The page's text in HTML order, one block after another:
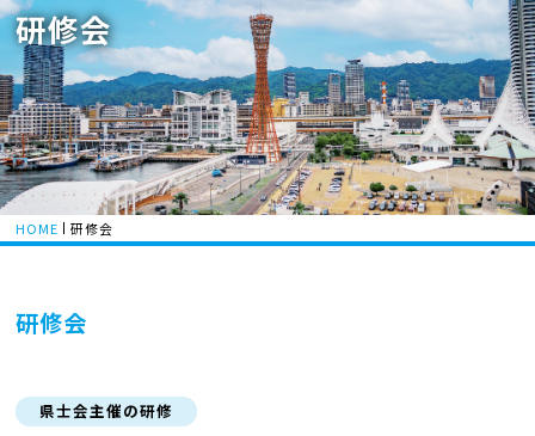
研修会
HOME 研修会
研修会
県士会主催の研修